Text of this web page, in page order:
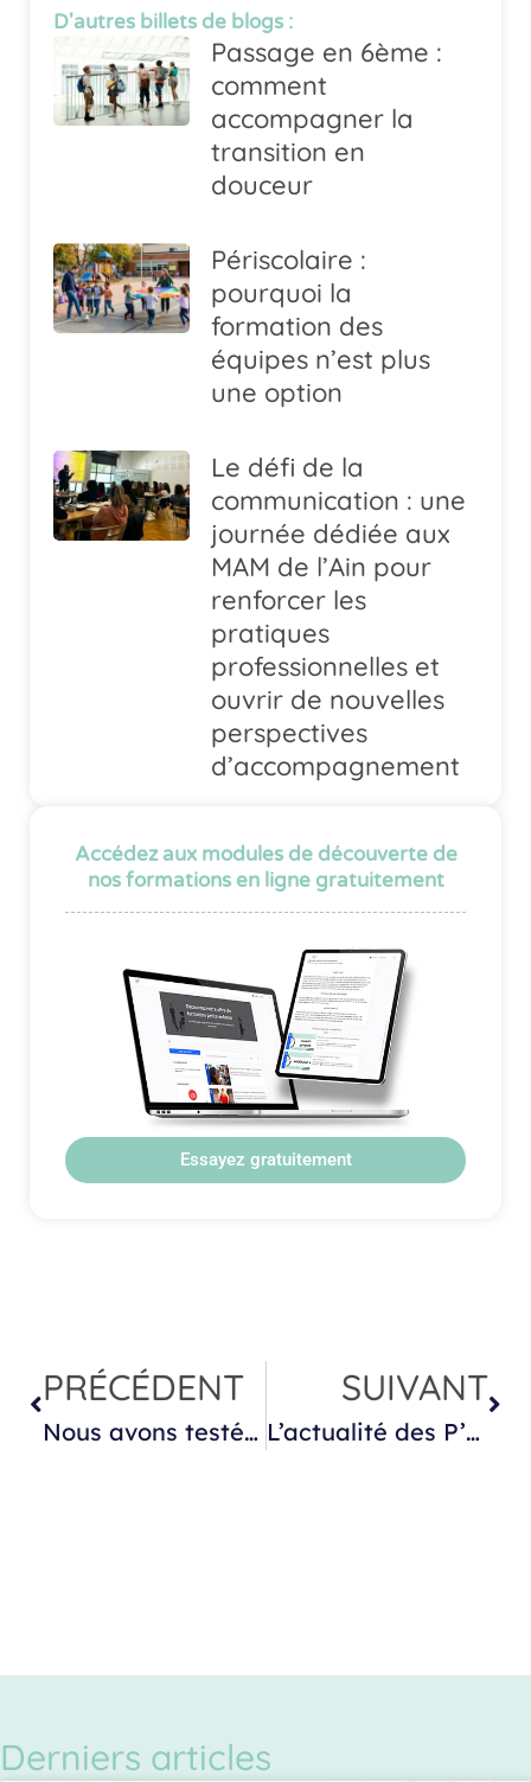
D'autres billets de blogs :
Passage en 6ème :
comment
accompagner la
transition en
douceur
Périscolaire :
pourquoi la
formation des
équipes n’est plus
une option
Le défi de la
communication : une
journée dédiée aux
MAM de l’Ain pour
renforcer les
pratiques
professionnelles et
ouvrir de nouvelles
perspectives
d’accompagnement
Accédez aux modules de découverte de
nos formations en ligne gratuitement
Essayez gratuitement
PRÉCÉDENT
Nous avons testé : la maison à serrures Melissa & Doug —- non sponsorisé —-
SUIVANT
L’actualité des P’tits Sages à Bordeaux
Derniers articles